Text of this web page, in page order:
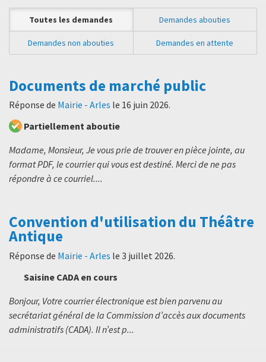
Toutes les demandes Demandes abouties
Demandes non abouties Demandes en attente
Documents de marché public
Réponse de Mairie - Arles le 16 juin 2026.
Partiellement aboutie
Madame, Monsieur, Je vous prie de trouver en pièce jointe, au
format PDF, le courrier qui vous est destiné. Merci de ne pas
répondre à ce courriel....
Convention d'utilisation du Théâtre
Antique
Réponse de Mairie - Arles le 3 juillet 2026.
Saisine CADA en cours
Bonjour, Votre courrier électronique est bien parvenu au
secrétariat général de la Commission d’accès aux documents
administratifs (CADA). Il n’est p...